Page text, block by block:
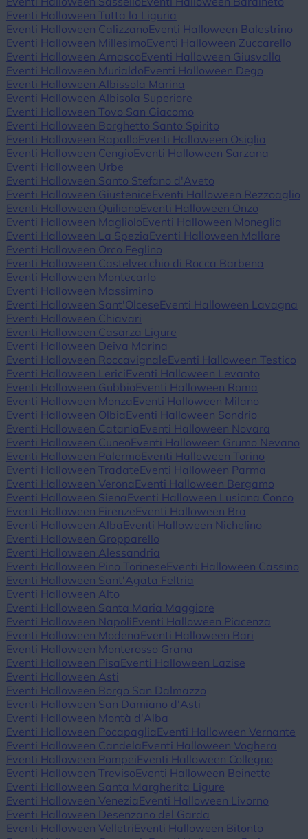
Eventi Halloween Tutta la Liguria
Eventi Halloween CalizzanoEventi Halloween Balestrino
Eventi Halloween MillesimoEventi Halloween Zuccarello
Eventi Halloween ArnascoEventi Halloween Giusvalla
Eventi Halloween MurialdoEventi Halloween Dego
Eventi Halloween Albissola Marina
Eventi Halloween Albisola Superiore
Eventi Halloween Tovo San Giacomo
Eventi Halloween Borghetto Santo Spirito
Eventi Halloween RapalloEventi Halloween Osiglia
Eventi Halloween CengioEventi Halloween Sarzana
Eventi Halloween Urbe
Eventi Halloween Santo Stefano d'Aveto
Eventi Halloween GiusteniceEventi Halloween Rezzoaglio
Eventi Halloween QuilianoEventi Halloween Onzo
Eventi Halloween MaglioloEventi Halloween Moneglia
Eventi Halloween La Spezia Eventi Halloween Mallare
Eventi Halloween Orco Feglino
Eventi Halloween Castelvecchio di Rocca Barbena
Eventi Halloween Montecarlo
Eventi Halloween Massimino
Eventi Halloween Sant'OlceseEventi Halloween Lavagna
Eventi Halloween Chiavari
Eventi Halloween Casarza Ligure
Eventi Halloween Deiva Marina
Eventi Halloween RoccavignaleEventi Halloween Testico
Eventi Halloween LericiEventi Halloween Levanto
Eventi Halloween GubbioEventi Halloween Roma
Eventi Halloween Monza Eventi Halloween Milano
Eventi Halloween Olbia Eventi Halloween Sondrio
Eventi Halloween Catania Eventi Halloween Novara
Eventi Halloween CuneoEventi Halloween Grumo Nevano
Eventi Halloween PalermoEventi Halloween Torino
Eventi Halloween TradateEventi Halloween Parma
Eventi Halloween Verona Eventi Halloween Bergamo
Eventi Halloween Siena Eventi Halloween Lusiana Conco
Eventi Halloween FirenzeEventi Halloween Bra
Eventi Halloween Alba Eventi Halloween Nichelino
Eventi Halloween Gropparello
Eventi Halloween Alessandria
Eventi Halloween Pino TorineseEventi Halloween Cassino
Eventi Halloween Sant'Agata Feltria
Eventi Halloween Alto
Eventi Halloween Santa Maria Maggiore
Eventi Halloween NapoliEventi Halloween Piacenza
Eventi Halloween Modena Eventi Halloween Bari
Eventi Halloween Monterosso Grana
Eventi Halloween Pisa Eventi Halloween Lazise
Eventi Halloween Asti
Eventi Halloween Borgo San Dalmazzo
Eventi Halloween San Damiano d'Asti
Eventi Halloween Montà d'Alba
Eventi Halloween Pocapaglia Eventi Halloween Vernante
Eventi Halloween Candela Eventi Halloween Voghera
Eventi Halloween PompeiEventi Halloween Collegno
Eventi Halloween TrevisoEventi Halloween Beinette
Eventi Halloween Santa Margherita Ligure
Eventi Halloween Venezia Eventi Halloween Livorno
Eventi Halloween Desenzano del Garda
Eventi Halloween VelletriEventi Halloween Bitonto